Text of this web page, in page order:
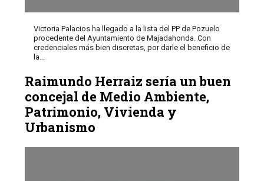
Victoria Palacios ha llegado a la lista del PP de Pozuelo
procedente del Ayuntamiento de Majadahonda. Con
credenciales más bien discretas, por darle el beneficio de
la...
Raimundo Herraiz sería un buen
concejal de Medio Ambiente,
Patrimonio, Vivienda y
Urbanismo